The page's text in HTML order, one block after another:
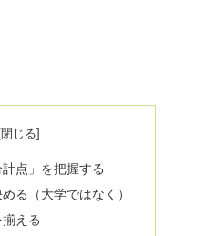
点」を把握する
る（大学ではなく）
える